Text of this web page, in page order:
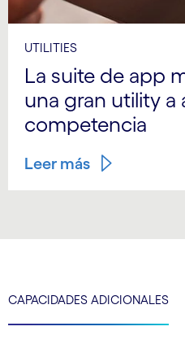
UTILITIES
La suite de app
una gran utility a
competencia
Leer más
CAPACIDADES ADICIONALES